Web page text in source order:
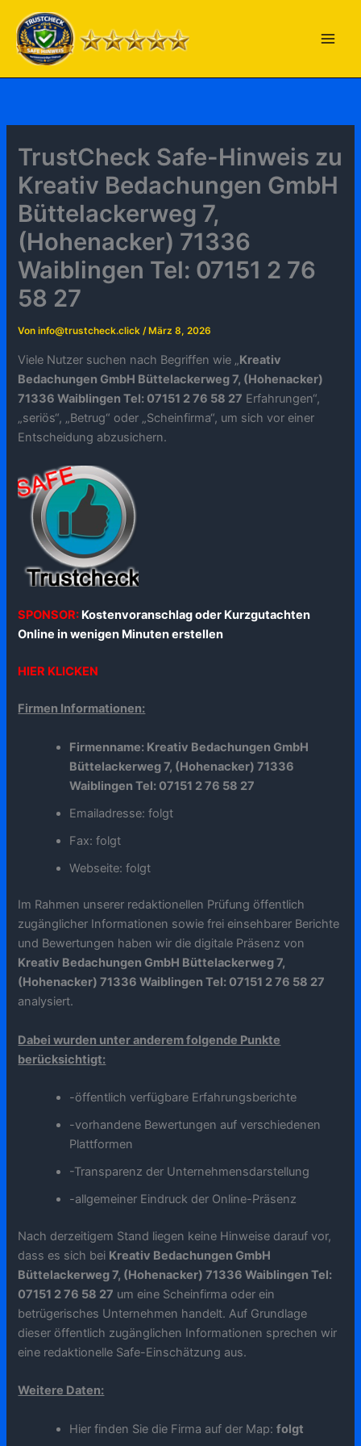
Inhalt
springen
TrustCheck Safe-Hinweis zu
Kreativ Bedachungen GmbH
Büttelackerweg 7,
(Hohenacker) 71336
Waiblingen Tel: 07151 2 76
58 27
Voninfo@trustcheck.click/ März 8, 2026
Viele Nutzer suchen nach Begriffen wie „Kreativ
Bedachungen GmbH Büttelackerweg 7, (Hohenacker)
71336 Waiblingen Tel: 07151 2 76 58 27 Erfahrungen“,
„seriös“, „Betrug“ oder „Scheinfirma“, um sich vor einer
Entscheidung abzusichern.
SPONSOR: Kostenvoranschlag oder Kurzgutachten
Online in wenigen Minuten erstellen
HIER KLICKEN
Firmen Informationen:
Firmenname: Kreativ Bedachungen GmbH
Büttelackerweg 7, (Hohenacker) 71336
Waiblingen Tel: 07151 2 76 58 27
Emailadresse: folgt
Fax: folgt
Webseite: folgt
Im Rahmen unserer redaktionellen Prüfung öffentlich
zugänglicher Informationen sowie frei einsehbarer Berichte
und Bewertungen haben wir die digitale Präsenz von
Kreativ Bedachungen GmbH Büttelackerweg 7,
(Hohenacker) 71336 Waiblingen Tel: 07151 2 76 58 27
analysiert.
Dabei wurden unter anderem folgende Punkte
berücksichtigt:
-öffentlich verfügbare Erfahrungsberichte
-vorhandene Bewertungen auf verschiedenen
Plattformen
-Transparenz der Unternehmensdarstellung
-allgemeiner Eindruck der Online-Präsenz
Nach derzeitigem Stand liegen keine Hinweise darauf vor,
dass es sich bei Kreativ Bedachungen GmbH
Büttelackerweg 7, (Hohenacker) 71336 Waiblingen Tel:
07151 2 76 58 27 um eine Scheinfirma oder ein
betrügerisches Unternehmen handelt. Auf Grundlage
dieser öffentlich zugänglichen Informationen sprechen wir
eine redaktionelle Safe-Einschätzung aus.
Weitere Daten:
Hier finden Sie die Firma auf der Map:folgt